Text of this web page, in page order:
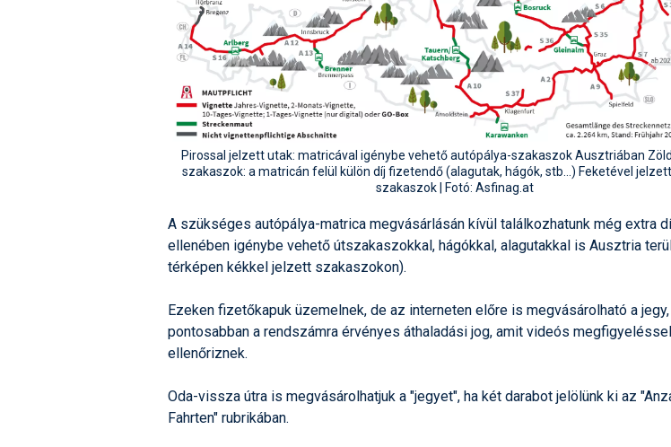
Pirossal jelzett utak: matricával igénybe vehető autópálya-szakaszok Ausztriában
szakaszok: a matricán felül külön díj fizetendő (alagutak, hágók, stb...) Feketével
szakaszok | Fotó: Asfinag.at
A szükséges autópálya-matrica megvásárlásán kívül találkozhatunk még extra
ellenében igénybe vehető útszakaszokkal, hágókkal, alagutakkal is Ausztria
térképen kékkel jelzett szakaszokon).
Ezeken fizetőkapuk üzemelnek, de az interneten előre is megvásárolható a jegy,
pontosabban a rendszámra érvényes áthaladási jog, amit videós megfigyeléssel
ellenőriznek.
Oda-vissza útra is megvásárolhatjuk a "jegyet", ha két darabot jelölünk ki az
Fahrten" rubrikában.